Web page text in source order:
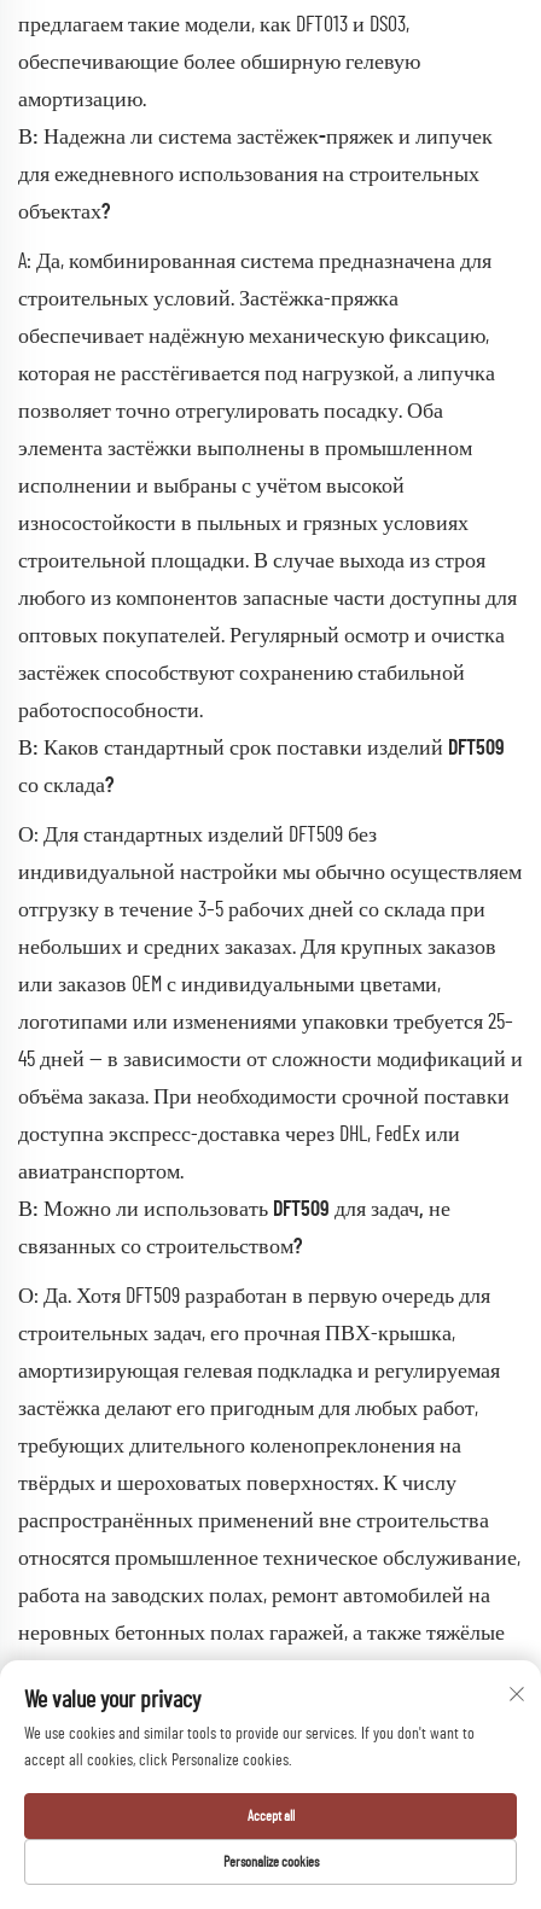
предлагаем такие модели, как DFT013 и DS03,
обеспечивающие более обширную гелевую
амортизацию.
В: Надежна ли система застёжек-пряжек и липучек
для ежедневного использования на строительных
объектах?
A: Да, комбинированная система предназначена для
строительных условий. Застёжка-пряжка
обеспечивает надёжную механическую фиксацию,
которая не расстёгивается под нагрузкой, а липучка
позволяет точно отрегулировать посадку. Оба
элемента застёжки выполнены в промышленном
исполнении и выбраны с учётом высокой
износостойкости в пыльных и грязных условиях
строительной площадки. В случае выхода из строя
любого из компонентов запасные части доступны для
оптовых покупателей. Регулярный осмотр и очистка
застёжек способствуют сохранению стабильной
работоспособности.
В: Каков стандартный срок поставки изделий DFT509
со склада?
О: Для стандартных изделий DFT509 без
индивидуальной настройки мы обычно осуществляем
отгрузку в течение 3–5 рабочих дней со склада при
небольших и средних заказах. Для крупных заказов
или заказов OEM с индивидуальными цветами,
логотипами или изменениями упаковки требуется 25–
45 дней — в зависимости от сложности модификаций и
объёма заказа. При необходимости срочной поставки
доступна экспресс-доставка через DHL, FedEx или
авиатранспортом.
В: Можно ли использовать DFT509 для задач, не
связанных со строительством?
О: Да. Хотя DFT509 разработан в первую очередь для
строительных задач, его прочная ПВХ-крышка,
амортизирующая гелевая подкладка и регулируемая
застёжка делают его пригодным для любых работ,
требующих длительного коленопреклонения на
твёрдых и шероховатых поверхностях. К числу
распространённых применений вне строительства
относятся промышленное техническое обслуживание,
работа на заводских полах, ремонт автомобилей на
неровных бетонных полах гаражей, а также тяжёлые
В: Как DFT509 соотносится с аналогичными по цене
строительными наколенниками других
A: Будучи прямым производителем, компания Hangzhou
Dafang Safety исключает посреднические звенья и
We value your privacy
We use cookies and similar tools to provide our services. If you don't want to
accept all cookies, click Personalize cookies.
Personalize cookies
Accept all